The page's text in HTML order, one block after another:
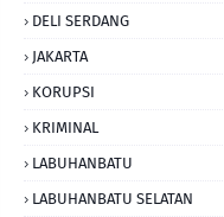
DELI SERDANG
JAKARTA
KORUPSI
KRIMINAL
LABUHANBATU
LABUHANBATU SELATAN